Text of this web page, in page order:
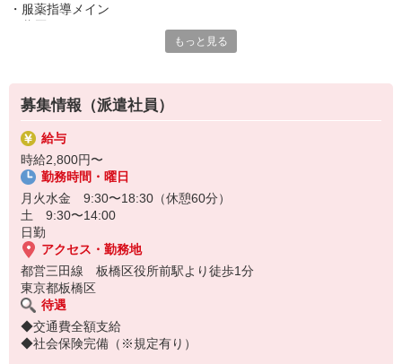
・服薬指導メイン
期間限定！ご来社登録頂いた方全員に交通費として≪Quoカード2,0
00円≫をプレゼントします！
もっと見る
募集情報（派遣社員）
給与
時給2,800円〜
勤務時間・曜日
月火水金 9:30〜18:30（休憩60分）
土 9:30〜14:00
日勤
アクセス・勤務地
都営三田線 板橋区役所前駅より徒歩1分
東京都板橋区
待遇
◆交通費全額支給
◆社会保険完備（※規定有り）